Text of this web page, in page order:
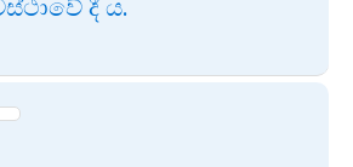
දී ය.